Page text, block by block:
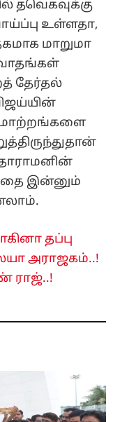
தவெகவுக்கு
உள்ளதா,
மாறுமா
தேர்தல்
இன்னும்
தப்பு
அராஜகம்..!
ராஜ்..!